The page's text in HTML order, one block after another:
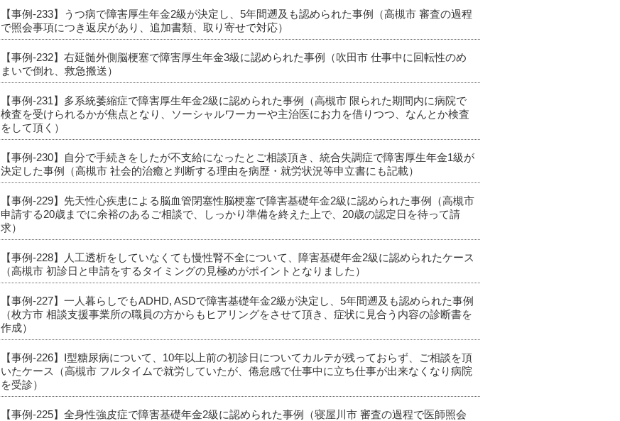
【事例-233】うつ病で障害厚生年金2級が決定し、5年間遡及も認められた事例（高槻市 審査の過程
で照会事項につき返戻があり、追加書類、取り寄せで対応）
【事例-232】右延髄外側脳梗塞で障害厚生年金3級に認められた事例（吹田市 仕事中に回転性のめ
まいで倒れ、救急搬送）
【事例-231】多系統萎縮症で障害厚生年金2級に認められた事例（高槻市 限られた期間内に病院で
検査を受けられるかが焦点となり、ソーシャルワーカーや主治医にお力を借りつつ、なんとか検査
をして頂く）
【事例-230】自分で手続きをしたが不支給になったとご相談頂き、統合失調症で障害厚生年金1級が
決定した事例（高槻市 社会的治癒と判断する理由を病歴・就労状況等申立書にも記載）
【事例-229】先天性心疾患による脳血管閉塞性脳梗塞で障害基礎年金2級に認められた事例（高槻市
申請する20歳までに余裕のあるご相談で、しっかり準備を終えた上で、20歳の認定日を待って請
求）
【事例-228】人工透析をしていなくても慢性腎不全について、障害基礎年金2級に認められたケース
（高槻市 初診日と申請をするタイミングの見極めがポイントとなりました）
【事例-227】一人暮らしでもADHD, ASDで障害基礎年金2級が決定し、5年間遡及も認められた事例
（枚方市 相談支援事業所の職員の方からもヒアリングをさせて頂き、症状に見合う内容の診断書を
作成）
【事例-226】Ⅰ型糖尿病について、10年以上前の初診日についてカルテが残っておらず、ご相談を頂
いたケース（高槻市 フルタイムで就労していたが、倦怠感で仕事中に立ち仕事が出来なくなり病院
を受診）
【事例-225】全身性強皮症で障害基礎年金2級に認められた事例（寝屋川市 審査の過程で医師照会